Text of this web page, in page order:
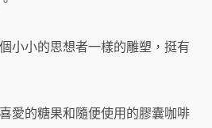
小小的思想者一樣的雕塑，挺有
愛的糖果和隨便使用的膠囊咖啡